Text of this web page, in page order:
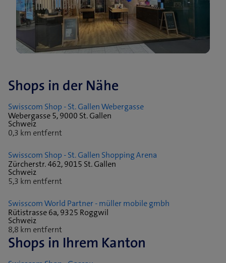
Shops in der Nähe
Swisscom Shop - St. Gallen Webergasse
Webergasse 5, 9000 St. Gallen
Schweiz
0,3 km entfernt
Swisscom Shop - St. Gallen Shopping Arena
Zürcherstr. 462, 9015 St. Gallen
Schweiz
5,3 km entfernt
Swisscom World Partner - müller mobile gmbh
Rütistrasse 6a, 9325 Roggwil
Schweiz
8,8 km entfernt
Shops in Ihrem Kanton